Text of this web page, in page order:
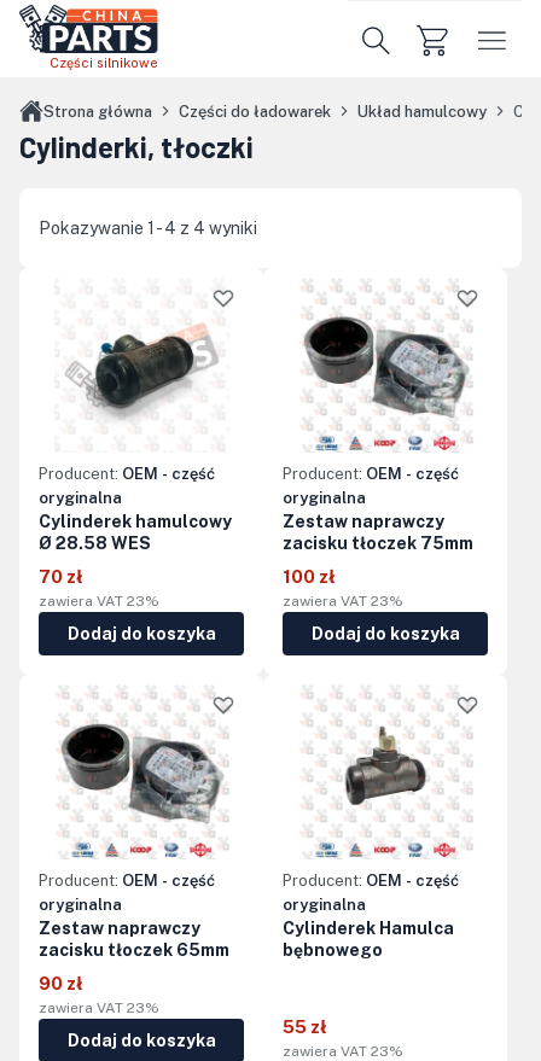
Przejdź do treści głównej
Części silnikowe
Strona główna Części do ładowarek Układ hamulcowy
Cylinderki, tłoczki
Pokazywanie 1 - 4 z 4 wyniki
Producent: OEM - część
oryginalna
Cylinderek hamulcowy
Ø 28.58 WES
70 zł
zawiera VAT 23%
Dodaj do koszyka
Producent: OEM - część
oryginalna
Zestaw naprawczy
zacisku tłoczek 75mm
100 zł
zawiera VAT 23%
Dodaj do koszyka
Producent: OEM - część
oryginalna
Zestaw naprawczy
zacisku tłoczek 65mm
90 zł
zawiera VAT 23%
Dodaj do koszyka
Producent: OEM - część
oryginalna
Cylinderek Hamulca
bębnowego
55 zł
zawiera VAT 23%